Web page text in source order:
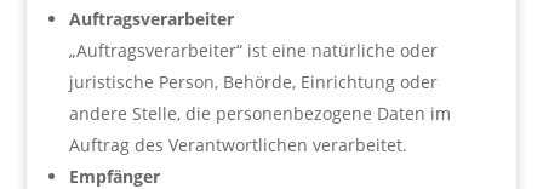
Auftragsverarbeiter
„Auftragsverarbeiter“ ist eine natürliche oder
juristische Person, Behörde, Einrichtung oder
andere Stelle, die personenbezogene Daten im
Auftrag des Verantwortlichen verarbeitet.
Empfänger